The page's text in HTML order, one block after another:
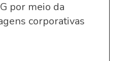
por meio da
corporativas